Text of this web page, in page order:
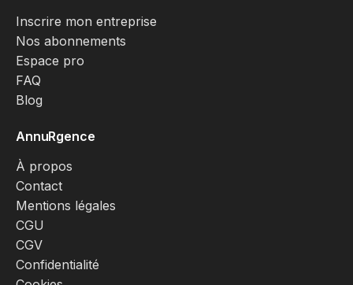
Inscrire mon entreprise
Nos abonnements
Espace pro
FAQ
Blog
AnnuRgence
À propos
Contact
Mentions légales
CGU
CGV
Confidentialité